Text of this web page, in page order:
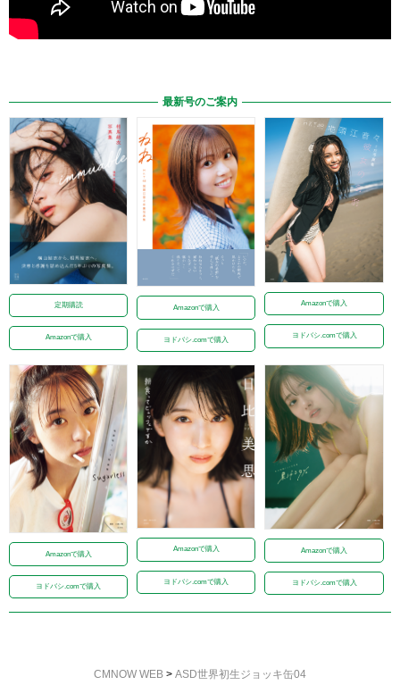
最新号のご案内
定期購読
Amazonで購入
Amazonで購入
ヨドバシ.comで購入
Amazonで購入
ヨドバシ.comで購入
Amazonで購入
ヨドバシ.comで購入
Amazonで購入
ヨドバシ.comで購入
Amazonで購入
ヨドバシ.comで購入
CMNOW WEB > ASD世界初生ジョッキ缶04